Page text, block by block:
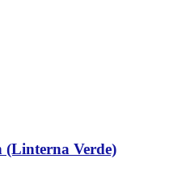
(Linterna Verde)